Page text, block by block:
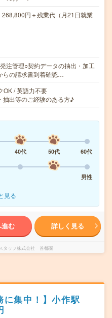
円＋残業代（月21日就業
注管理○契約データの抽出・加工
らの請求書到着確認…
OK / 英語力不要
抽出等のご経験のある方♪
40代 50代
60代
男性
見る
む 詳しく見る
タッフ株式会社 首都圏
に集中！】小作駅